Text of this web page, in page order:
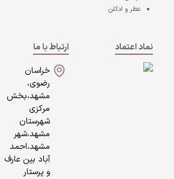
عطر و ادکلن
نماد اعتماد
ارتباط با ما
خراسان
رضوی،
مشهد،بخش
مرکزی
شهرستان
مشهد،شهر
مشهد،احمد
آباد بین عارف
و پرستار